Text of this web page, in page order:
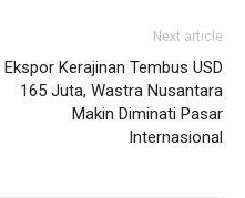
Next article
Ekspor Kerajinan Tembus USD
165 Juta, Wastra Nusantara
Makin Diminati Pasar
Internasional